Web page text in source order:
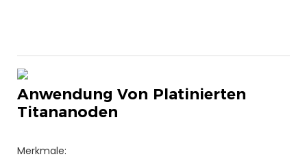
Anwendung Von Platinierten
Titananoden
Merkmale: